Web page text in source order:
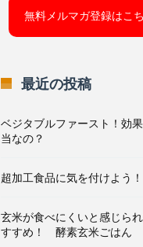
無料メルマガ登録はこ
最近の投稿
ベジタブルファースト！効
当なの？
超加工食品に気を付けよう！
玄米が食べにくいと感じら
すすめ！ 酵素玄米ごはん